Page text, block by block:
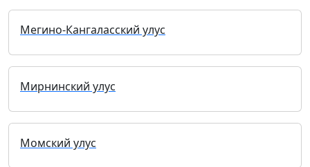
Мегино-Кангаласский улус
Мирнинский улус
Момский улус